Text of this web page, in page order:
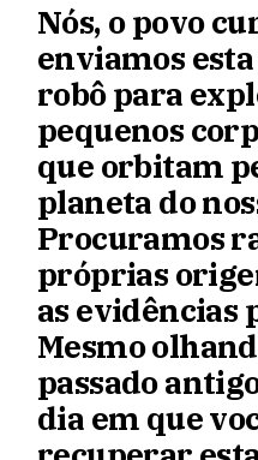
Nós, o povo
enviamos
robô para
pequenos
que orbitam
planeta do
Procuramos
próprias
as
Mesmo
passado
dia em que